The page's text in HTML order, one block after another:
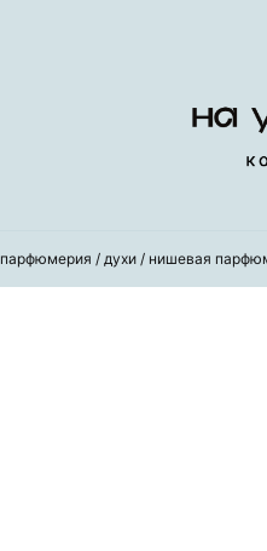
парфюмерия / духи / нишевая